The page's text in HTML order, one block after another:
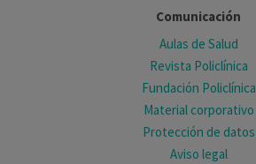
Comunicación
Aulas de Salud
Revista Policlínica
Fundación Policlínica
Material corporativo
Protección de datos
Aviso legal